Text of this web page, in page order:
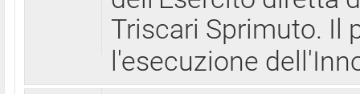
Triscari Sprimuto. Il
l'esecuzione